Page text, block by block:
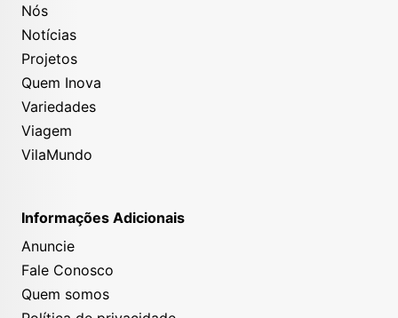
Nós
Notícias
Projetos
Quem Inova
Variedades
Viagem
VilaMundo
Informações Adicionais
Anuncie
Fale Conosco
Quem somos